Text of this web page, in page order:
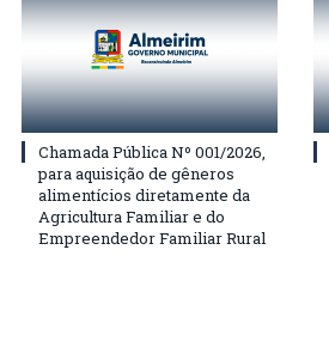
Chamada Pública Nº 001/2026,
para aquisição de gêneros
alimentícios diretamente da
Agricultura Familiar e do
Empreendedor Familiar Rural